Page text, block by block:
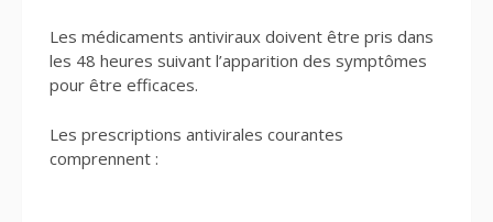
Les médicaments antiviraux doivent être pris dans
les 48 heures suivant l’apparition des symptômes
pour être efficaces.
Les prescriptions antivirales courantes
comprennent :